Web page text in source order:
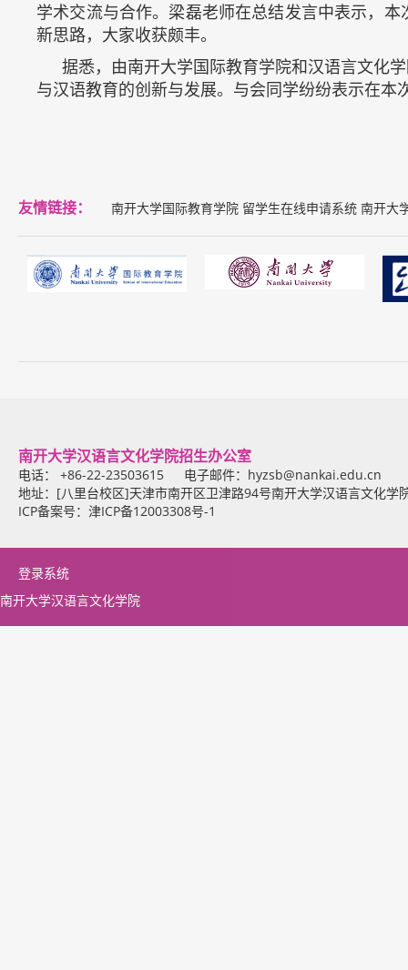
学术交流与合作。梁磊老师在总结发言中表示，
新思路，大家收获颇丰。
据悉，由南开大学国际教育学院和汉语言文化
与汉语教育的创新与发展。与会同学纷纷表示在
友情链接： 南开大学国际教育学院 留学生在线申请系统 南开大
南开大学汉语言文化学院招生办公室
电话： +86-22-23503615 电子邮件： hyzsb@nankai.edu.cn
地址：[八里台校区]天津市南开区卫津路94号南开大学汉语言文化
ICP备案号：津ICP备12003308号-1
登录系统
南开大学汉语言文化学院